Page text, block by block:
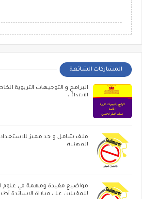
المشاركات الشائعة
البرامج و التوجيهات التربوية
الابتدائي
ملف شامل و جد مميز للاستعداد
المهنية
مواضيع مفيدة ومهمة في علوم
للمقبلين على مباراة الاساتدة أطر